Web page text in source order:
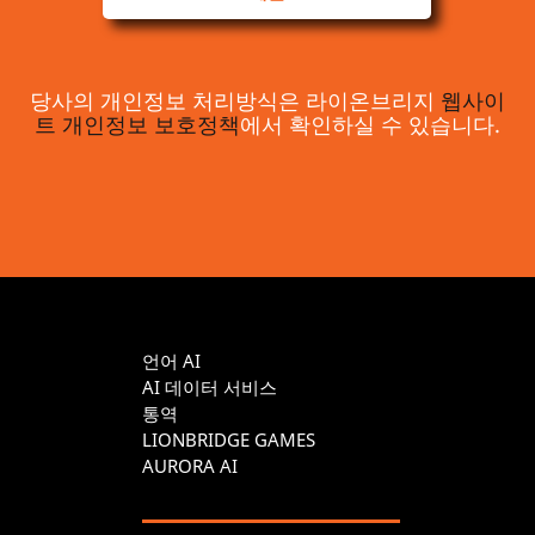
당사의 개인정보 처리방식은 라이온브리지 웹사이
트 개인정보 보호정책에서 확인하실 수 있습니다.
언어 AI
AI 데이터 서비스
통역
LIONBRIDGE GAMES
AURORA AI